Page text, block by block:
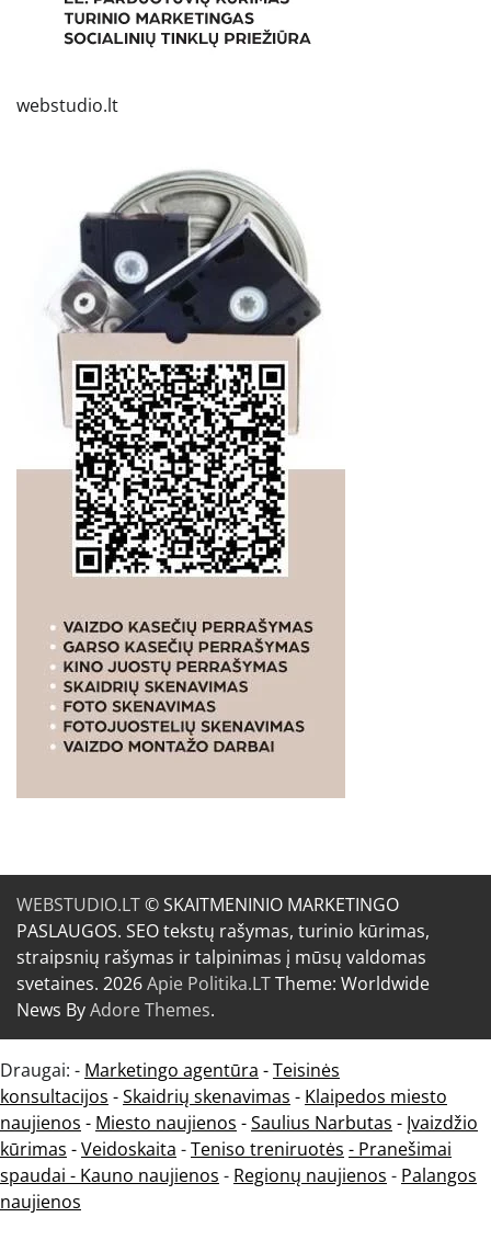
webstudio.lt
WEBSTUDIO.LT© SKAITMENINIO MARKETINGO
PASLAUGOS. SEO tekstų rašymas, turinio kūrimas,
straipsnių rašymas ir talpinimas į mūsų valdomas
svetaines. 2026Apie Politika.LTTheme: Worldwide
News ByAdore Themes.
Draugai: - Marketingo agentūra -Teisinės
konsultacijos -Skaidrių skenavimas - Klaipedos miesto
naujienos - Miesto naujienos -Saulius Narbutas - Įvaizdžio
kūrimas -Veidoskaita -Teniso treniruotės - Pranešimai
spaudai - Kauno naujienos - Regionų naujienos - Palangos
naujienos